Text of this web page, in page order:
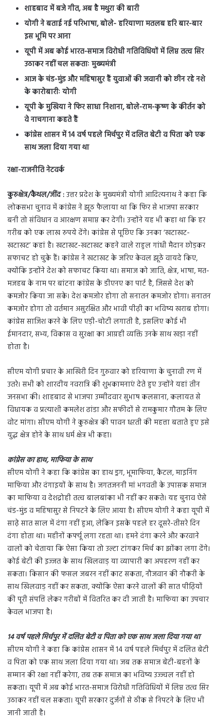
शाहबाद में बजे गीत, अब है मथुरा की बारी
योगी ने बताई नई परिभाषा, बोले- हरियाणा मतलब हरि बार-बार
इस भूमि पर आना
यूपी में अब कोई भारत-समाज विरोधी गतिविधियों में लिप्त तत्व सिर
उठाकर नहीं चल सकताः मुख्यमंत्री
आज के चंड-मुंड और महिषासुर हैं युवाओं की जवानी को छीन रहे नशे
के कारोबारीः योगी
यूपी के मुखिया ने फिर साधा निशाना, बोले-राम-कृष्ण के कीर्तन को
वे नाचगाना कहते हैं
कांग्रेस शासन में 14 वर्ष पहले मिर्चपुर में दलित बेटी व पिता को एक
साथ जला दिया गया था
रक्षा-राजनीति नेटवर्क
कुरुक्षेत्र/कैथल/जींद :उत्तर प्रदेश के मुख्यमंत्री योगी आदित्यनाथ ने कहा कि
लोकसभा चुनाव में कांग्रेस ने झूठ फैलाया था कि फिर से भाजपा सरकार
बनी तो संविधान व आरक्षण समाप्त कर देगी। उन्होंने यह भी कहा था कि हर
गरीब को एक लाख रुपये देंगे। कांग्रेस से पूछिए कि उनका ‘खटाखट-
खटाखट’ कहां है। खटाखट-खटाखट कहने वाले राहुल गांधी मैदान छोड़कर
सफाचट हो चुके हैं। कांग्रेस ने खटाखट के जरिए केवल झूठे वायदे किए,
क्योंकि इन्होंने देश को सफाचट किया था। समाज को जाति, क्षेत्र, भाषा, मत-
मजहब के नाम पर बांटना कांग्रेस के डीएनए का पार्ट है, जिससे देश को
कमजोर किया जा सके। देश कमजोर होगा तो सनातन कमजोर होगा। सनातन
कमजोर होगा तो वर्तमान असुरक्षित और भावी पीढ़ी का भविष्य खराब होगा।
कांग्रेस साजिश करने के लिए एड़ी-चोटी लगाती है, इसलिए कोई भी
ईमानदार, सभ्य, विकास व सुरक्षा का आग्रही व्यक्ति उनके साथ खड़ा नहीं
होता है।
सीएम योगी प्रचार के आखिरी दिन गुरुवार को हरियाणा के चुनावी रण में
उतरे। सभी को शारदीय नवरात्रि की शुभकामनाएं देते हुए उन्होंने यहां तीन
जनसभा की। शाहबाद से भाजपा उम्मीदवार सुभाष कलसाना, कलायत से
विधायक व प्रत्याशी कमलेश ढांडा और सफीदों से रामकुमार गौतम के लिए
वोट मांगा। सीएम योगी ने कुरुक्षेत्र की पावन धऱती की महत्ता बताते हुए इसे
युद्ध क्षेत्र होने के साथ धर्म क्षेत्र भी कहा।
कांग्रेस का हाथ, माफिया के साथ
सीएम योगी ने कहा कि कांग्रेस का हाथ ड्रग, भूमाफिया, कैटल, माइनिंग
माफिया और दंगाइयों के साथ है। जगतजननी मां भगवती के उपासक समाज
का माफिया व देशद्रोही तत्व बालबांका भी नहीं कर सकते। यह चुनाव ऐसे
चंड-मुंड व महिषासुर से निपटने के लिए आया है। सीएम योगी ने कहा यूपी में
साढ़े सात साल में दंगा नहीं हुआ, लेकिन इसके पहले हर दूसरे-तीसरे दिन
दंगा होता था। महीनों कर्फ्यू लगा रहता था। हमने दंगा करने और करवाने
वालों को चेताया कि ऐसा किया तो उल्टा टांगकर मिर्च का झोंका लगा देंगे।
कोई बेटी की इज्जत के साथ खिलवाड़ या व्यापारी का अपहरण नहीं कर
सकता। किसान की फसल जबरन नहीं काट सकता, नौजवान की नौकरी के
साथ खिलवाड़ नहीं कर सकता, क्योंकि ऐसा करने वालों की सात पीढ़ियों
की पूरी संपत्ति लेकर गरीबों में वितरित कर दी जाती है। माफिया का उपचार
केवल भाजपा है।
14 वर्ष पहले मिर्चपुर में दलित बेटी व पिता को एक साथ जला दिया गया था
सीएम योगी ने कहा कि कांग्रेस शासन में 14 वर्ष पहले मिर्चपुर में दलित बेटी
व पिता को एक साथ जला दिया गया था। जब तक समाज बेटी-बहनों के
सम्मान की रक्षा नहीं करेगा, तब तक समाज का भविष्य उज्ज्वल नहीं हो
सकता। यूपी में अब कोई भारत-समाज विरोधी गतिविधियों में लिप्त तत्व सिर
उठाकर नहीं चल सकता। यूपी सरकार दुर्जनों से ठीक से निपटने के लिए भी
जानी जाती है।